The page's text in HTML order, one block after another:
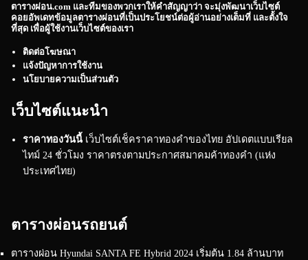
ตารางผ่อน.com และทีมของพวกเราให้คำสัญญาว่า จะมุ่งพัฒนาเว็บไซต์
คอยอัพเดทข้อมูลตารางผ่อนที่เป็นประโยชน์ต่อผู้อ่านอย่างเต็มที่ และตั้งใจ
ที่สุด เพื่อผู้ใช้งานเว็บไซต์ของเรา
ติดต่อโฆษณา
แจ้งปัญหาการใช้งาน
นโยบายความเป็นส่วนตัว
เว็บไซต์แนะนำ
ราคาทองวันนี้ เว็บไซต์เช็คราคาทองคำของไทย อัปเดตแบบเรียล
ไทม์ 24 ชั่วโมง ราคาตรงตามประกาศสมาคมค้าทองคำ (แห่ง
ประเทศไทย)
ตารางผ่อนรถยนต์
ตารางผ่อน Hyundai SANTA FE Hybrid 2024 เริ่มต้น 1.84 ล้านบาท